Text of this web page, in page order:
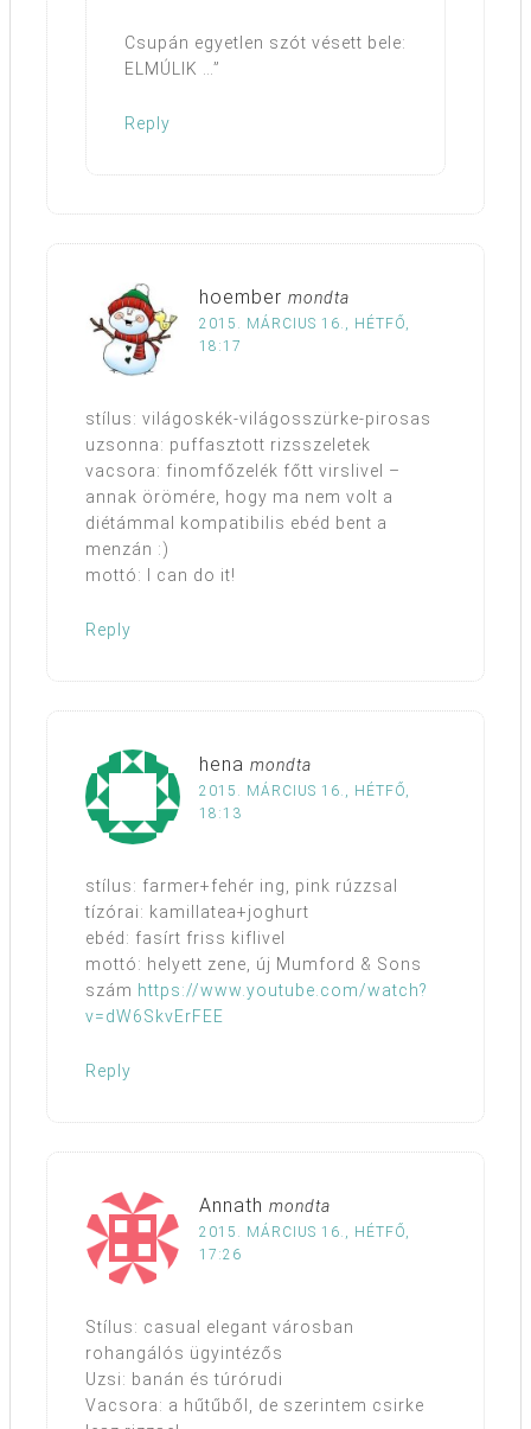
Csupán egyetlen szót vésett bele:
ELMÚLIK …”
Reply
hoember mondta
2015. MÁRCIUS 16., HÉTFŐ,
18:17
stílus: világoskék-világosszürke-pirosas
uzsonna: puffasztott rizsszeletek
vacsora: finomfőzelék főtt virslivel –
annak örömére, hogy ma nem volt a
diétámmal kompatibilis ebéd bent a
menzán :)
mottó: I can do it!
Reply
hena mondta
2015. MÁRCIUS 16., HÉTFŐ,
18:13
stílus: farmer+fehér ing, pink rúzzsal
tízórai: kamillatea+joghurt
ebéd: fasírt friss kiflivel
mottó: helyett zene, új Mumford & Sons
szám https://www.youtube.com/watch?
v=dW6SkvErFEE
Reply
Annath mondta
2015. MÁRCIUS 16., HÉTFŐ,
17:26
Stílus: casual elegant városban
rohangálós ügyintézős
Uzsi: banán és túrórudi
Vacsora: a hűtűből, de szerintem csirke